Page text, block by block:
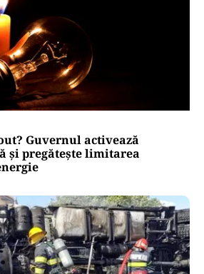
Guvernul activează
și pregătește limitarea